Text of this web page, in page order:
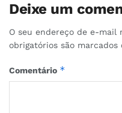
Deixe um
O seu endereço de e-mail
obrigatórios são marcados
Comentário *